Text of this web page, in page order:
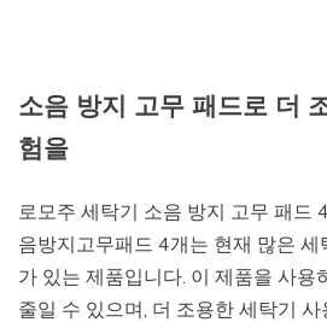
소음 방지 고무 패드로 더
험을
로모주 세탁기 소음 방지 고무 패드
음방지고무패드 4개는 현재 많은
가 있는 제품입니다. 이 제품을 사용
줄일 수 있으며, 더 조용한 세탁기